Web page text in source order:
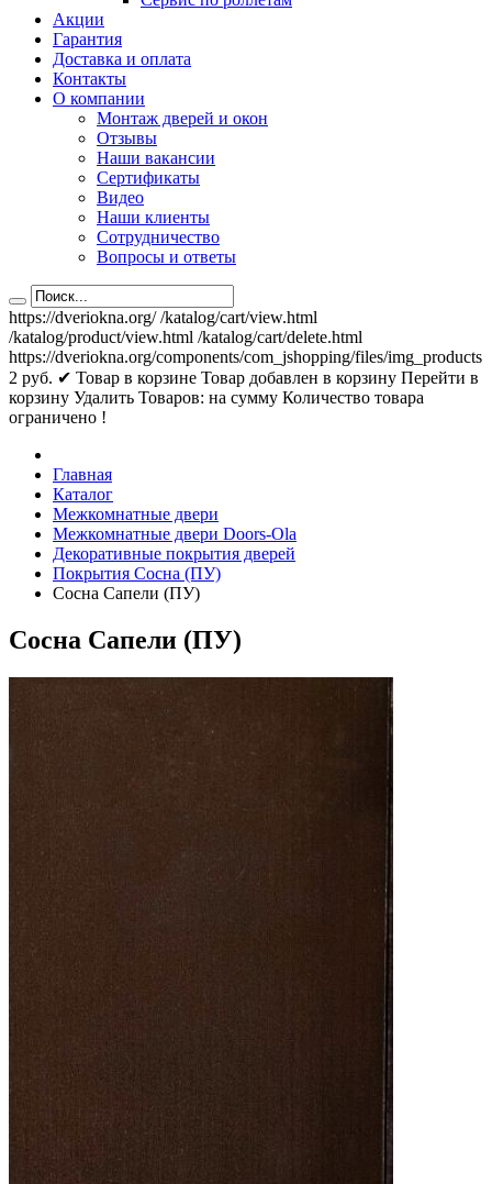
Акции
Гарантия
Доставка и оплата
Контакты
О компании
Монтаж дверей и окон
Отзывы
Наши вакансии
Сертификаты
Видео
Наши клиенты
Сотрудничество
Вопросы и ответы
https://dveriokna.org/ /katalog/cart/view.html
/katalog/product/view.html /katalog/cart/delete.html
https://dveriokna.org/components/com_jshopping/files/img_products
2 руб. ✔ Товар в корзине Товар добавлен в корзину Перейти в
корзину Удалить Товаров: на сумму Количество товара
ограничено !
Главная
Каталог
Межкомнатные двери
Межкомнатные двери Doors-Ola
Декоративные покрытия дверей
Покрытия Сосна (ПУ)
Сосна Сапели (ПУ)
Сосна Сапели (ПУ)